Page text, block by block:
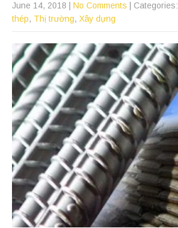
June 14, 2018 No Comments | Categories:
thép, Thị trường, Xây dựng